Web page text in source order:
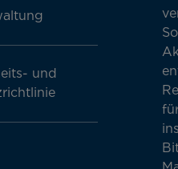
und